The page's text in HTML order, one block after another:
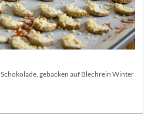
gebacken auf Blechrein Winter